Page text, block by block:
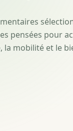
pensées pour
la mobilité et le